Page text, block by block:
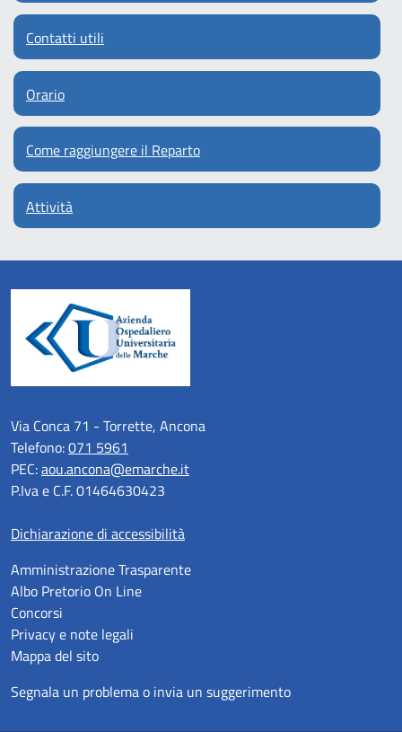
Contatti utili
Orario
Come raggiungere il Reparto
Attività
Via Conca 71 - Torrette, Ancona
Telefono:071 5961
PEC:aou.ancona@emarche.it
P.Iva e C.F. 01464630423
Dichiarazione di accessibilità
Amministrazione Trasparente
Albo Pretorio On Line
Concorsi
Privacy e note legali
Mappa del sito
Segnala un problema o invia un suggerimento